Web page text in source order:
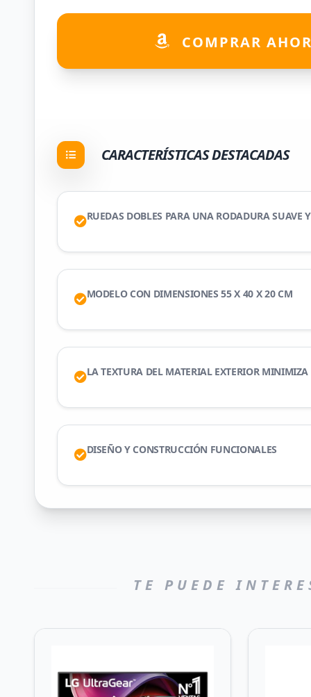
COMPRAR
CARACTERÍSTICAS DESTACADAS
RUEDAS DOBLES PARA UNA RODADURA SUAVE
MODELO CON DIMENSIONES 55 X 40 X 20 CM
LA TEXTURA DEL MATERIAL EXTERIOR MINIMIZA
DISEÑO Y CONSTRUCCIÓN FUNCIONALES
TE PUEDE